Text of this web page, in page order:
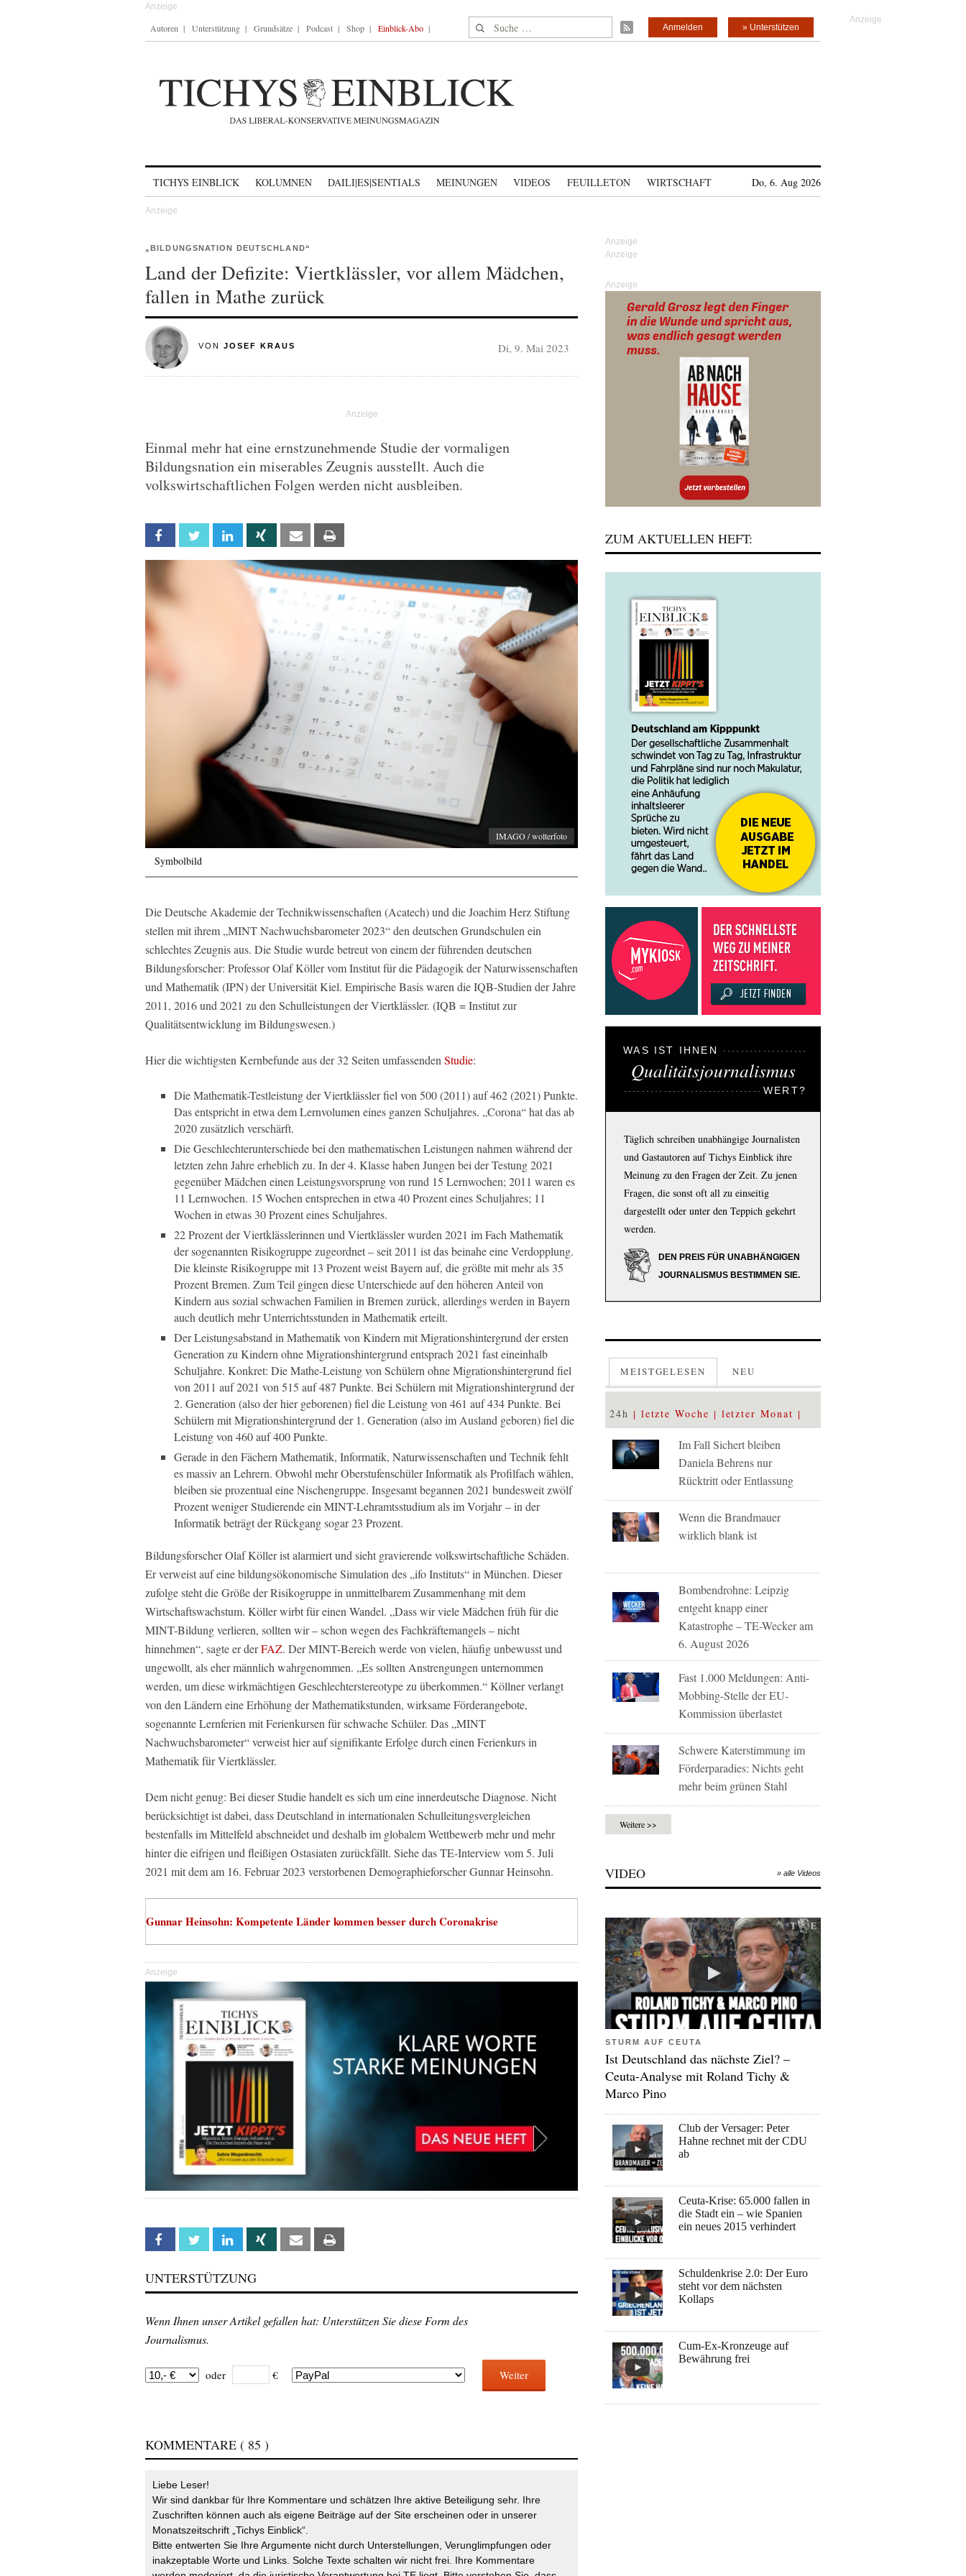
Autoren Unterstützung Grundsätze Podcast Shop Einblick-Abo Suche nach: » Unterstützen
Anmelden
TICHYS EINBLICK KOLUMNEN DAILI|ES|SENTIALS MEINUNGEN VIDEOS FEUILLETON WIRTSCHAFT Do, 6. Aug 2026
„BILDUNGSNATION DEUTSCHLAND“
Land der Defizite: Viertklässler, vor allem Mädchen,
fallen in Mathe zurück
VON JOSEF KRAUS Di, 9. Mai 2023
Einmal mehr hat eine ernstzunehmende Studie der vormaligen
Bildungsnation ein miserables Zeugnis ausstellt. Auch die
volkswirtschaftlichen Folgen werden nicht ausbleiben.
Facebook Twitter Linkedin Xing Email
IMAGO / wolterfoto
Symbolbild
Die Deutsche Akademie der Technikwissenschaften (Acatech) und die Joachim Herz Stiftung
stellen mit ihrem „MINT Nachwuchsbarometer 2023“ den deutschen Grundschulen ein
schlechtes Zeugnis aus. Die Studie wurde betreut von einem der führenden deutschen
Bildungsforscher: Professor Olaf Köller vom Institut für die Pädagogik der Naturwissenschaften
und Mathematik (IPN) der Universität Kiel. Empirische Basis waren die IQB-Studien der Jahre
2011, 2016 und 2021 zu den Schulleistungen der Viertklässler. (IQB = Institut zur
Qualitätsentwicklung im Bildungswesen.)
Hier die wichtigsten Kernbefunde aus der 32 Seiten umfassenden Studie:
Die Mathematik-Testleistung der Viertklässler fiel von 500 (2011) auf 462 (2021) Punkte.
Das entspricht in etwa dem Lernvolumen eines ganzen Schuljahres. „Corona“ hat das ab
2020 zusätzlich verschärft.
Die Geschlechterunterschiede bei den mathematischen Leistungen nahmen während der
letzten zehn Jahre erheblich zu. In der 4. Klasse haben Jungen bei der Testung 2021
gegenüber Mädchen einen Leistungsvorsprung von rund 15 Lernwochen; 2011 waren es
11 Lernwochen. 15 Wochen entsprechen in etwa 40 Prozent eines Schuljahres; 11
Wochen in etwas 30 Prozent eines Schuljahres.
22 Prozent der Viertklässlerinnen und Viertklässler wurden 2021 im Fach Mathematik
der sogenannten Risikogruppe zugeordnet – seit 2011 ist das beinahe eine Verdopplung.
Die kleinste Risikogruppe mit 13 Prozent weist Bayern auf, die größte mit mehr als 35
Prozent Bremen. Zum Teil gingen diese Unterschiede auf den höheren Anteil von
Kindern aus sozial schwachen Familien in Bremen zurück, allerdings werden in Bayern
auch deutlich mehr Unterrichtsstunden in Mathematik erteilt.
Der Leistungsabstand in Mathematik von Kindern mit Migrationshintergrund der ersten
Generation zu Kindern ohne Migrationshintergrund entsprach 2021 fast eineinhalb
Schuljahre. Konkret: Die Mathe-Leistung von Schülern ohne Migrationshintergrund fiel
von 2011 auf 2021 von 515 auf 487 Punkte. Bei Schülern mit Migrationshintergrund der
2. Generation (also der hier geborenen) fiel die Leistung von 461 auf 434 Punkte. Bei
Schülern mit Migrationshintergrund der 1. Generation (also im Ausland geboren) fiel die
Leistung von 460 auf 400 Punkte.
Gerade in den Fächern Mathematik, Informatik, Naturwissenschaften und Technik fehlt
es massiv an Lehrern. Obwohl mehr Oberstufenschüler Informatik als Profilfach wählen,
bleiben sie prozentual eine Nischengruppe. Insgesamt begannen 2021 bundesweit zwölf
Prozent weniger Studierende ein MINT-Lehramtsstudium als im Vorjahr – in der
Informatik beträgt der Rückgang sogar 23 Prozent.
Bildungsforscher Olaf Köller ist alarmiert und sieht gravierende volkswirtschaftliche Schäden.
Er verweist auf eine bildungsökonomische Simulation des „ifo Instituts“ in München. Dieser
zufolge steht die Größe der Risikogruppe in unmittelbarem Zusammenhang mit dem
Wirtschaftswachstum. Köller wirbt für einen Wandel. „Dass wir viele Mädchen früh für die
MINT-Bildung verlieren, sollten wir – schon wegen des Fachkräftemangels – nicht
hinnehmen“, sagte er derFAZ. Der MINT-Bereich werde von vielen, häufig unbewusst und
ungewollt, als eher männlich wahrgenommen. „Es sollten Anstrengungen unternommen
werden, um diese wirkmächtigen Geschlechterstereotype zu überkommen.“ Köllner verlangt
von den Ländern eine Erhöhung der Mathematikstunden, wirksame Förderangebote,
sogenannte Lernferien mit Ferienkursen für schwache Schüler. Das „MINT
Nachwuchsbarometer“ verweist hier auf signifikante Erfolge durch einen Ferienkurs in
Mathematik für Viertklässler.
Dem nicht genug: Bei dieser Studie handelt es sich um eine innerdeutsche Diagnose. Nicht
berücksichtigt ist dabei, dass Deutschland in internationalen Schulleitungsvergleichen
bestenfalls im Mittelfeld abschneidet und deshalb im globalem Wettbewerb mehr und mehr
hinter die eifrigen und fleißigen Ostasiaten zurückfällt. Siehe das TE-Interview vom 5. Juli
2021 mit dem am 16. Februar 2023 verstorbenen Demographieforscher Gunnar Heinsohn.
Gunnar Heinsohn: Kompetente Länder kommen besser durch Coronakrise
Anzeige
Facebook Twitter Linkedin Xing Email
UNTERSTÜTZUNG
Wenn Ihnen unser Artikel gefallen hat: Unterstützen Sie diese Form des
Journalismus.
oder € Weiter
KOMMENTARE ( 85 )
Liebe Leser!
Wir sind dankbar für Ihre Kommentare und schätzen Ihre aktive Beteiligung sehr. Ihre
Zuschriften können auch als eigene Beiträge auf der Site erscheinen oder in unserer
Monatszeitschrift „Tichys Einblick“.
Bitte entwerten Sie Ihre Argumente nicht durch Unterstellungen, Verunglimpfungen oder
inakzeptable Worte und Links. Solche Texte schalten wir nicht frei. Ihre Kommentare
Anzeige
ZUM AKTUELLEN HEFT:
WAS IST IHNEN
Qualitätsjournalismus
WERT?
Täglich schreiben unabhängige Journalisten
und Gastautoren auf Tichys Einblick ihre
Meinung zu den Fragen der Zeit. Zu jenen
Fragen, die sonst oft all zu einseitig
dargestellt oder unter den Teppich gekehrt
werden.
DEN PREIS FÜR UNABHÄNGIGEN
JOURNALISMUS BESTIMMEN SIE.
MEISTGELESEN NEU
24h letzte Woche letzter Monat
Im Fall Sichert bleiben
Daniela Behrens nur
Rücktritt oder Entlassung
Wenn die Brandmauer
wirklich blank ist
Bombendrohne: Leipzig
entgeht knapp einer
Katastrophe – TE-Wecker am
6. August 2026
Fast 1.000 Meldungen: Anti-
Mobbing-Stelle der EU-
Kommission überlastet
Schwere Katerstimmung im
Förderparadies: Nichts geht
mehr beim grünen Stahl
Weitere >>
VIDEO » alle Videos
STURM AUF CEUTA
Ist Deutschland das nächste Ziel? –
Ceuta-Analyse mit Roland Tichy &
Marco Pino
Club der Versager: Peter
Hahne rechnet mit der CDU
ab
Ceuta-Krise: 65.000 fallen in
die Stadt ein – wie Spanien
ein neues 2015 verhindert
Schuldenkrise 2.0: Der Euro
steht vor dem nächsten
Kollaps
Cum-Ex-Kronzeuge auf
Bewährung frei